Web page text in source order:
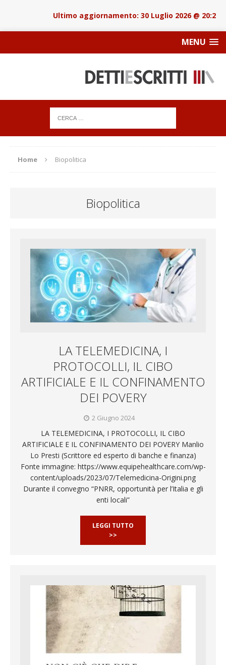
30 Luglio 2026 @ 20:22
MENU
Home Biopolitica
Biopolitica
LA TELEMEDICINA, I
PROTOCOLLI, IL CIBO
ARTIFICIALE E IL CONFINAMENTO
DEI POVERY
2 Giugno 2024
LA TELEMEDICINA, I PROTOCOLLI, IL CIBO
ARTIFICIALE E IL CONFINAMENTO DEI POVERY Manlio
Lo Presti (Scrittore ed esperto di banche e finanza)
Fonte immagine: https://www.equipehealthcare.com/wp-
content/uploads/2023/07/Telemedicina-Origini.png
Durante il convegno “PNRR, opportunità per l’Italia e gli
enti locali”
LEGGI TUTTO
>>